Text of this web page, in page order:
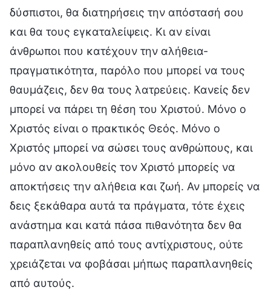
δύσπιστοι, θα διατηρήσεις την απόστασή σου
και θα τους εγκαταλείψεις. Κι αν είναι
άνθρωποι που κατέχουν την αλήθεια-
πραγματικότητα, παρόλο που μπορεί να τους
θαυμάζεις, δεν θα τους λατρεύεις. Κανείς δεν
μπορεί να πάρει τη θέση του Χριστού. Μόνο ο
Χριστός είναι ο πρακτικός Θεός. Μόνο ο
Χριστός μπορεί να σώσει τους ανθρώπους, και
μόνο αν ακολουθείς τον Χριστό μπορείς να
αποκτήσεις την αλήθεια και ζωή. Αν μπορείς να
δεις ξεκάθαρα αυτά τα πράγματα, τότε έχεις
ανάστημα και κατά πάσα πιθανότητα δεν θα
παραπλανηθείς από τους αντίχριστους, ούτε
χρειάζεται να φοβάσαι μήπως παραπλανηθείς
από αυτούς.